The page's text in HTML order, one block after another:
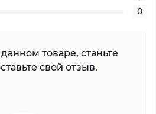
0
товаре, станьте
свой отзыв.